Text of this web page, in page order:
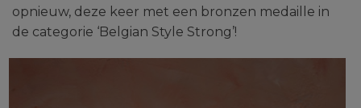
opnieuw, deze keer met een bronzen medaille in
de categorie ‘Belgian Style Strong’!